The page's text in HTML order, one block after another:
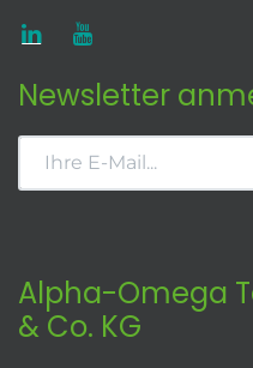
Newsletter
Alpha-Omega
& Co. KG